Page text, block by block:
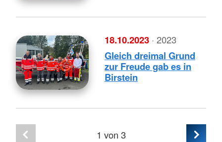
18.10.2023 · 2023
Gleich dreimal Grund
zur Freude gab es in
Birstein
1 von 3